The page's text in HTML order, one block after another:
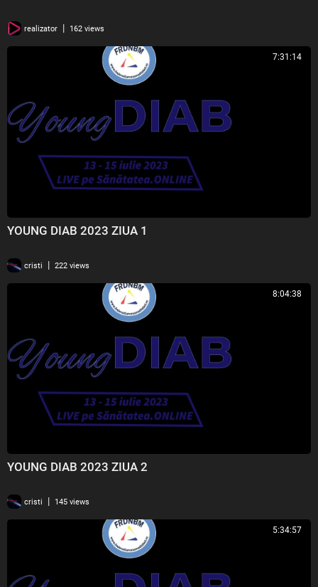
realizator | 162 views
7:31:14
YOUNG DIAB 2023 ZIUA 1
cristi | 222 views
8:04:38
YOUNG DIAB 2023 ZIUA 2
cristi | 145 views
5:34:57